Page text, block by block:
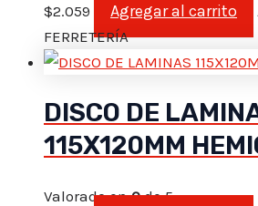
$2.059 Agregar al carrito
FERRETERÍA
DISCO DE
115X120MM
Valorado en0de 5